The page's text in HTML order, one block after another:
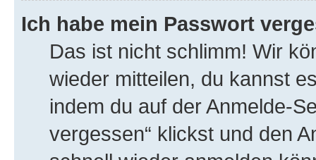
Ich habe mein Passwort
Das ist nicht schlimm! Wir
wieder mitteilen, du kannst
indem du auf der Anmelde-
vergessen“ klickst und den